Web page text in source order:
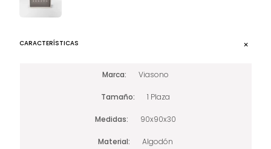
CARACTERÍSTICAS
Marca Viasono
Tamaño 1 Plaza
Medidas 90x90x30
Material Algodón